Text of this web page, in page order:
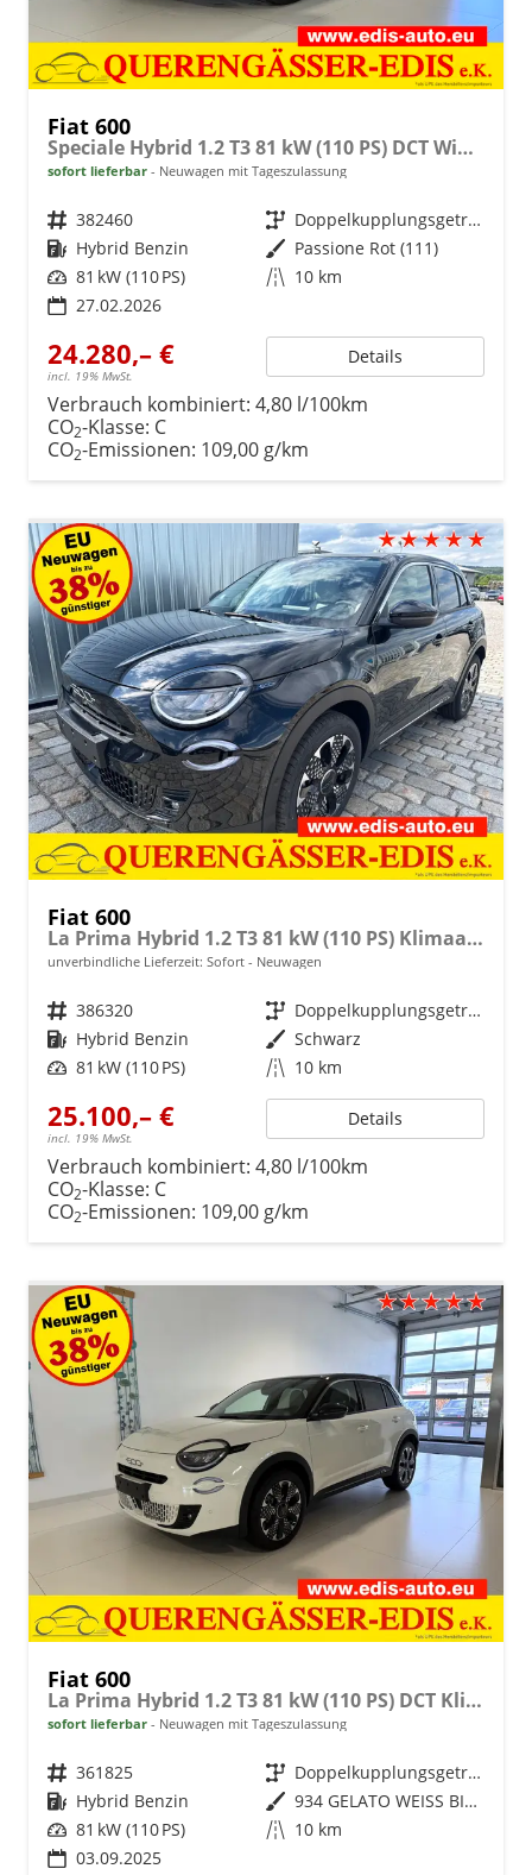
Fiat 600
Speciale Hybrid 1.2 T3 81 kW (110 PS) DCT Winter-Paket, Klimaautomatik, Radio, DAB, Android Auto, Apple CarPlay, Navigationssystem, Bluetooth, LED-Scheinwerfer, Induktionsladen für Smartphones, Rückfahrkamera, Keyless GO, uvm.
sofort lieferbar Neuwagen mit Tageszulassung
Fahrzeugnr. 382460 Getriebe
Doppelkupplungsgetriebe (DSG)
Kraftstoff Hybrid Benzin Außenfarbe Passione Rot (111)
Leistung 81 kW (110 PS) Kilometerstand 10 km
27.02.2026
24.280,– €
incl. 19% MwSt.
Details
Verbrauch kombiniert: 4,80 l/100km
CO2-Klasse: C
CO2-Emissionen: 109,00 g/km
Fiat 600
La Prima Hybrid 1.2 T3 81 kW (110 PS) Klimaautomatik, Massagesitz, Sitzheizung, elektrisch verstellbarer Fahrersitz, Radio, DAB, Apple CarPlay, Android Auto, Navigationssystem, 18 Zoll Leichtmetallfelgen-Sofort
unverbindliche Lieferzeit: Sofort Neuwagen
Fahrzeugnr. 386320 Getriebe
Doppelkupplungsgetriebe (DSG)
Kraftstoff Hybrid Benzin Außenfarbe Schwarz
Leistung 81 kW (110 PS) Kilometerstand 10 km
25.100,– €
incl. 19% MwSt.
Details
Verbrauch kombiniert: 4,80 l/100km
CO2-Klasse: C
CO2-Emissionen: 109,00 g/km
Fiat 600
La Prima Hybrid 1.2 T3 81 kW (110 PS) DCT Klimaautomatik, Massagesitz, Sitzheizung, elektrisch verstellbarer Fahrersitz, Radio, DAB, Apple CarPlay, Android Auto, Navigationssystem, 18 Zoll Leichtmetallfelgen, uvm.
sofort lieferbar Neuwagen mit Tageszulassung
Fahrzeugnr. 361825 Getriebe
Doppelkupplungsgetriebe (DSG)
Kraftstoff Hybrid Benzin Außenfarbe
934 GELATO WEISS BICOLORE
Leistung 81 kW (110 PS) Kilometerstand 10 km
03.09.2025